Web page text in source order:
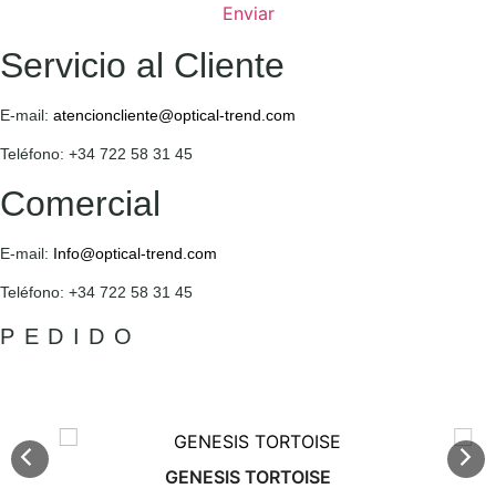
Enviar
Servicio al Cliente
E-mail: atencioncliente@optical-trend.com
Teléfono: +34 722 58 31 45
Comercial
E-mail: Info@optical-trend.com
Teléfono: +34 722 58 31 45
PEDIDO
GENESIS TORTOISE